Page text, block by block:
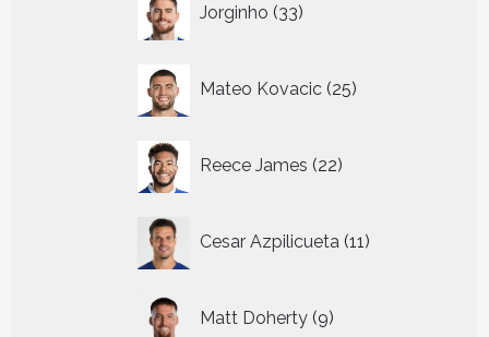
Jorginho 33
producten
Mateo Kovacic 25
producten
Reece James 22
producten
Cesar Azpilicueta 11
producten
Matt Doherty 9
producten